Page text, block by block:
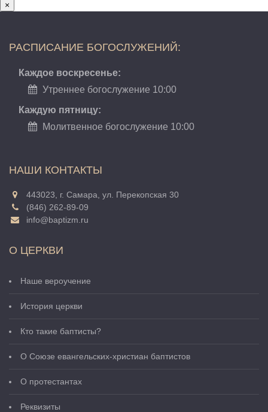
×
РАСПИСАНИЕ БОГОСЛУЖЕНИЙ:
Каждое воскресенье:
Утреннее богослужение 10:00
Каждую пятницу:
Молитвенное богослужение 10:00
НАШИ КОНТАКТЫ
443023, г. Самара, ул. Перекопская 30
(846) 262-89-09
info@baptizm.ru
О ЦЕРКВИ
Наше вероучение
История церкви
Кто такие баптисты?
О Cоюзе евангельских-христиан баптистов
О протестантах
Реквизиты